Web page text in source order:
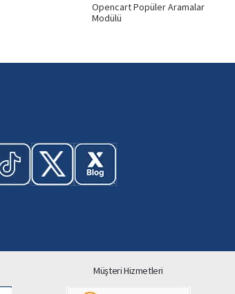
Opencart Popüler Aramalar
Modülü
Müşteri Hizmetleri